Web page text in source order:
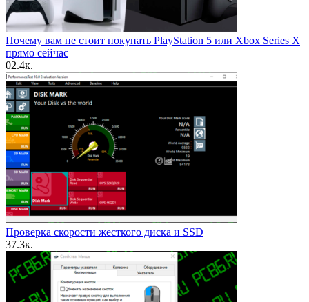
Почему вам не стоит покупать PlayStation 5 или Xbox Series X
прямо сейчас
02.4к.
Проверка скорости жесткого диска и SSD
37.3к.